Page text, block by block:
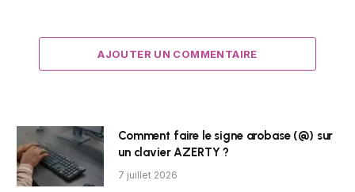
AJOUTER UN COMMENTAIRE
Comment faire le signe arobase (@) sur
un clavier AZERTY ?
7 juillet 2026